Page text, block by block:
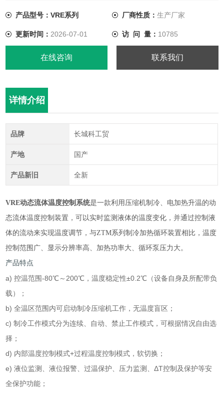
产品型号：VRE系列
厂商性质： 生产厂家
更新时间： 2026-07-01 访 问 量： 10785
在线咨询 联系我们
详情介绍
品牌 长城科工贸
产地 国产
产品新旧 全新
VRE动态流体温度控制系统是一款利用压缩机制冷、电加热升温的动
态流体温度控制装置，可以实时监测液体的温度变化，并通过控制液
体的流动来实现温度调节，与ZTM系列制冷加热循环装置相比，温度
控制范围广、显示分辨率高、加热功率大、循环泵压力大。
产品特点
a)控温范围-80℃～ 200℃，温度稳定性±0.2℃（设备自身及所配带负
载）；
b)全温区范围内可启动制冷压缩机工作，无温度盲区；
c)制冷工作模式分为连续、自动、禁止工作模式，可根据情况自由选
择；
d) 内部温度控制模式+过程温度控制模式，软切换；
e)液位监测、液位报警、过温保护、压力监测、ΔT控制及保护等安
全保护功能；